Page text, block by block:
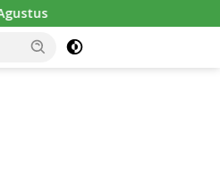
Pererat Kebersamaan dengan